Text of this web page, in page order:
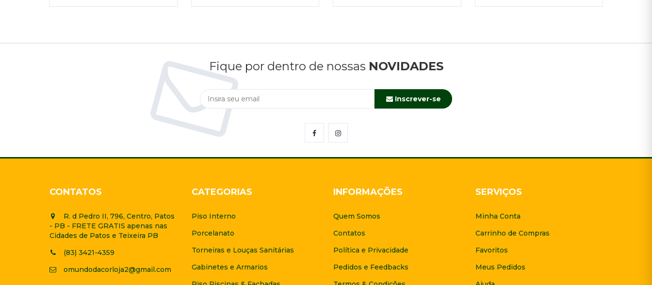
Fique por dentro de nossas NOVIDADES
Inscrever-se
CONTATOS
R. d Pedro II, 796, Centro, Patos
- PB - FRETE GRATIS apenas nas
Cidades de Patos e Teixeira PB
(83) 3421-4359
omundodacorloja2@gmail.com
CATEGORIAS
Piso Interno
Porcelanato
Torneiras e Louças Sanitárias
Gabinetes e Armarios
INFORMAÇÕES
Quem Somos
Contatos
Política e Privacidade
Pedidos e Feedbacks
SERVIÇOS
Minha Conta
Carrinho de Compras
Favoritos
Meus Pedidos